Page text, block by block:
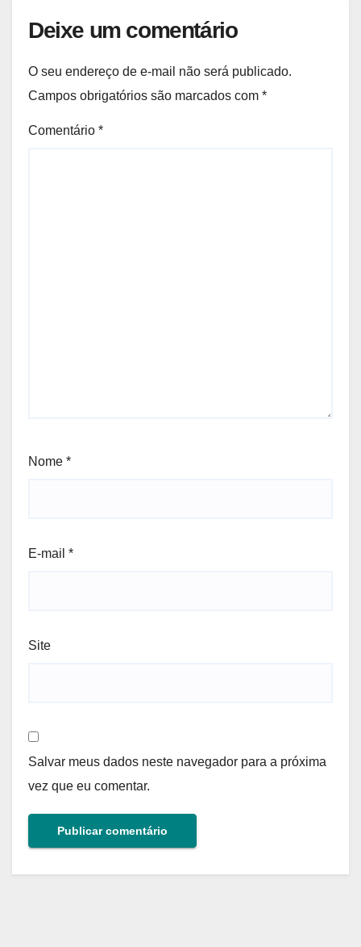
Deixe um comentário
O seu endereço de e-mail não será publicado.
Campos obrigatórios são marcados com *
Comentário *
Nome *
E-mail *
Site
Salvar meus dados neste navegador para a próxima
vez que eu comentar.